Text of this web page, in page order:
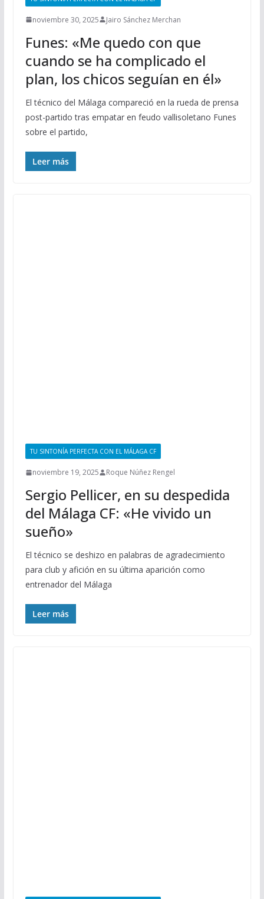
noviembre 30, 2025 Jairo Sánchez Merchan
Funes: «Me quedo con que
cuando se ha complicado el
plan, los chicos seguían en él»
El técnico del Málaga compareció en la rueda de prensa
post-partido tras empatar en feudo vallisoletano Funes
sobre el partido,
Leer más
TU SINTONÍA PERFECTA CON EL MÁLAGA CF
noviembre 19, 2025 Roque Núñez Rengel
Sergio Pellicer, en su despedida
del Málaga CF: «He vivido un
sueño»
El técnico se deshizo en palabras de agradecimiento
para club y afición en su última aparición como
entrenador del Málaga
Leer más